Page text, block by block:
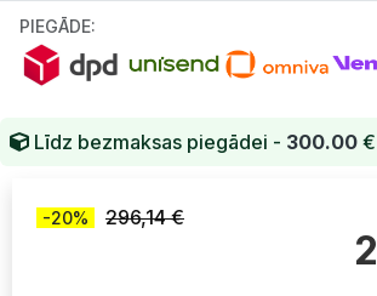
PIEGĀDE:
Līdz bezmaksas piegādei - 300.00 €
-20% 296,14 €